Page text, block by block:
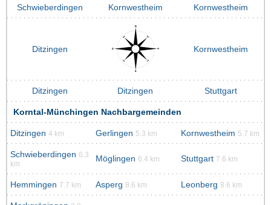
Schwieberdingen Kornwestheim Kornwestheim
Ditzingen Kornwestheim
Ditzingen Ditzingen Stuttgart
Korntal-Münchingen Nachbargemeinden
Ditzingen 4 km Gerlingen 5.3 km Kornwestheim 5.7 km
Schwieberdingen 6.3
km
Möglingen 6.4 km Stuttgart 7.6 km
Hemmingen 7.7 km Asperg 8.6 km Leonberg 8.6 km